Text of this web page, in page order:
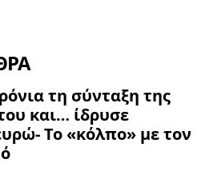
τη σύνταξη της
και… ίδρυσε
Το «κόλπο» με τον